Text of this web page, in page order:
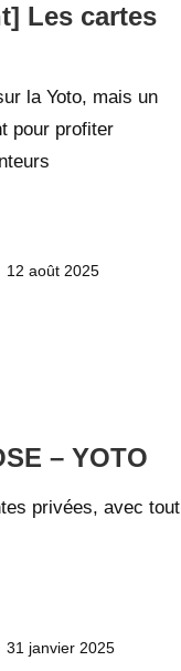
Les cartes
la Yoto, mais un
pour profiter
12 août 2025
– YOTO
privées, avec tout
31 janvier 2025